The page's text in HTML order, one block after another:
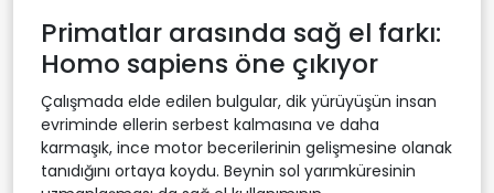
Primatlar arasında sağ el farkı:
Homo sapiens öne çıkıyor
Çalışmada elde edilen bulgular, dik yürüyüşün insan
evriminde ellerin serbest kalmasına ve daha
karmaşık, ince motor becerilerinin gelişmesine olanak
tanıdığını ortaya koydu. Beynin sol yarımküresinin